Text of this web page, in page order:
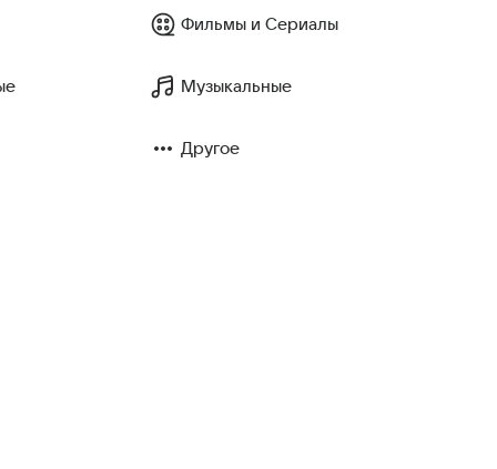
Фильмы и Сериалы
Музыкальные
Другое